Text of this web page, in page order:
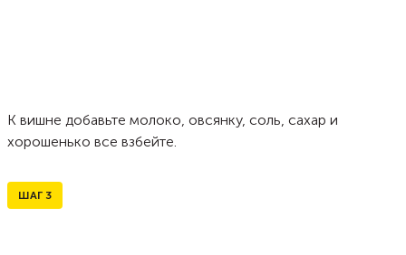
К вишне добавьте молоко, овсянку, соль, сахар и
хорошенько все взбейте.
ШАГ 3